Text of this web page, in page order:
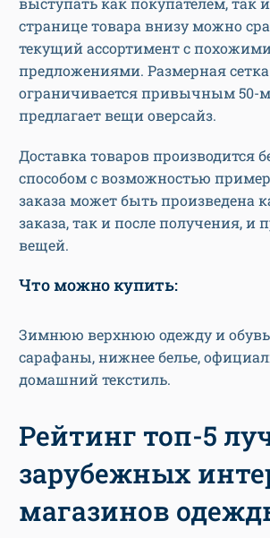
странице товара внизу можно
текущий ассортимент с похожими
предложениями. Размерная
ограничивается привычным 50-
предлагает вещи оверсайз.
Доставка товаров производится
способом с возможностью
заказа может быть произведена
заказа, так и после получения, и
вещей.
Что можно купить:
Зимнюю верхнюю одежду и
сарафаны, нижнее белье,
домашний текстиль.
Рейтинг топ-5
зарубежных
магазинов